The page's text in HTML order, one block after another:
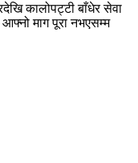
कालोपट्टी बाँधेर सेवा
माग पूरा नभएसम्म